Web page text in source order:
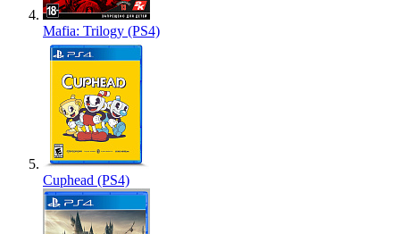
Mafia: Trilogy (PS4)
Cuphead (PS4)